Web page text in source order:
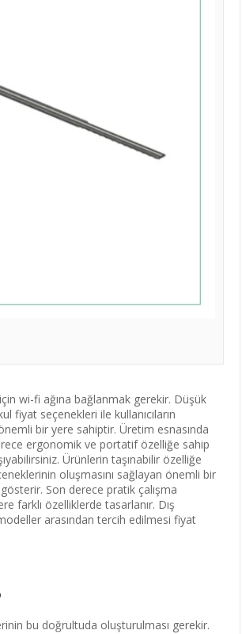
wi-fi ağına bağlanmak gerekir. Düşük
fiyat seçenekleri ile kullanıcıların
bir yere sahiptir. Üretim esnasında
ergonomik ve portatif özelliğe sahip
Ürünlerin taşınabilir özelliğe
oluşmasını sağlayan önemli bir
Son derece pratik çalışma
farklı özelliklerde tasarlanır. Dış
arasından tercih edilmesi fiyat
bu doğrultuda oluşturulması gerekir.